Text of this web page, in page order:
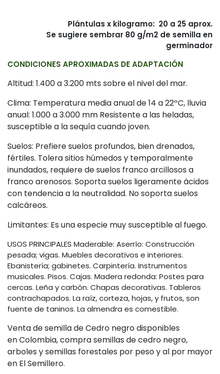
Plántulas x kilogramo: 20 a 25 aprox.
Se sugiere sembrar 80 g/m2 de semilla en
germinador
CONDICIONES APROXIMADAS DE ADAPTACIÓN
Altitud: 1.400 a 3.200 mts sobre el nivel del mar.
Clima: Temperatura media anual de 14 a 22ºC, lluvia
anual: 1.000 a 3.000 mm Resistente a las heladas,
susceptible a la sequía cuando joven.
Suelos: Prefiere suelos profundos, bien drenados,
fértiles. Tolera sitios húmedos y temporalmente
inundados, requiere de suelos franco arcillosos a
franco arenosos. Soporta suelos ligeramente ácidos
con tendencia a la neutralidad. No soporta suelos
calcáreos.
Limitantes: Es una especie muy susceptible al fuego.
USOS PRINCIPALES Maderable: Aserrío: Construcción
pesada; vigas. Muebles decorativos e interiores.
Ebanistería; gabinetes. Carpintería. Instrumentos
musicales. Pisos. Cajas. Madera redonda: Postes para
cercas. Leña y carbón. Chapas decorativas. Tableros
contrachapados. La raíz, corteza, hojas, y frutos, son
fuente de taninos. La almendra es comestible.
Venta de semilla de Cedro negro disponibles
en Colombia, compra semillas de cedro negro,
arboles y semillas forestales por peso y al por mayor
en El Semillero.